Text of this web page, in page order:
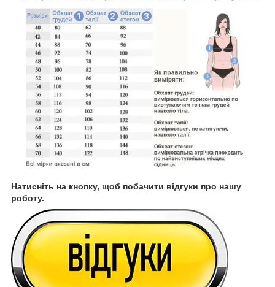
Натисніть на кнопку, щоб побачити відгуки про нашу
роботу.